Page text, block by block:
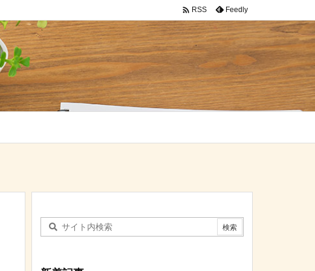
 RSS Feedly